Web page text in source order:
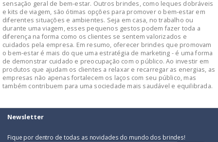
sensação geral de bem-estar. Outros brindes, como leques dobráveis
e kits de viagem, são ótimas opções para promover o bem-estar em
diferentes situações e ambientes. Seja em casa, no trabalho ou
durante uma viagem, esses pequenos gestos podem fazer toda a
diferença na forma como os clientes se sentem valorizados e
cuidados pela empresa. Em resumo, oferecer brindes que promovam
o bem-estar é mais do que uma estratégia de marketing - é uma forma
de demonstrar cuidado e preocupação com o público. Ao investir em
produtos que ajudam os clientes a relaxar e recarregar as energias, as
empresas não apenas fortalecem os laços com seu público, mas
também contribuem para uma sociedade mais saudável e equilibrada.
Newsletter
Fique por dentro de todas as novidades do mundo dos brindes!